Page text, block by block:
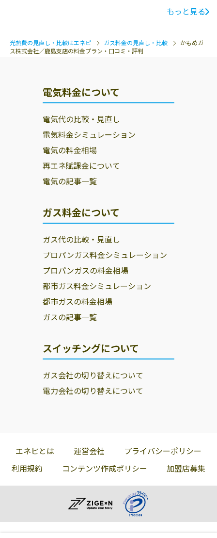
もっと見る
光熱費の見直し・比較はエネピ ガス料金の見直し・比較
かもめガ
ス株式会社／鹿島支店の料金プラン・口コミ・評判
電気料金について
電気代の比較・見直し
電気料金シミュレーション
電気の料金相場
再エネ賦課金について
電気の記事一覧
ガス料金について
ガス代の比較・見直し
プロパンガス料金シミュレーション
プロパンガスの料金相場
都市ガス料金シミュレーション
都市ガスの料金相場
ガスの記事一覧
スイッチングについて
ガス会社の切り替えについて
電力会社の切り替えについて
エネピとは 運営会社
プライバシーポリシー
利用規約
コンテンツ作成ポリシー 加盟店募集